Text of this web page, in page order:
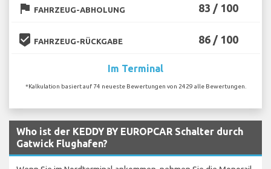
flag FAHRZEUG-ABHOLUNG 83 / 100
beenhere FAHRZEUG-RÜCKGABE 86 / 100
Im Terminal
*Kalkulation basiert auf 74 neueste Bewertungen von 2429 alle Bewertungen.
Who ist der KEDDY BY EUROPCAR Schalter durch
Gatwick Flughafen?